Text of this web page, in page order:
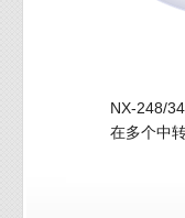
NX-248/
在多个中